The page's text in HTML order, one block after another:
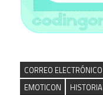
CORREO ELECTRÓNICO
EMOTICON
HISTORIA